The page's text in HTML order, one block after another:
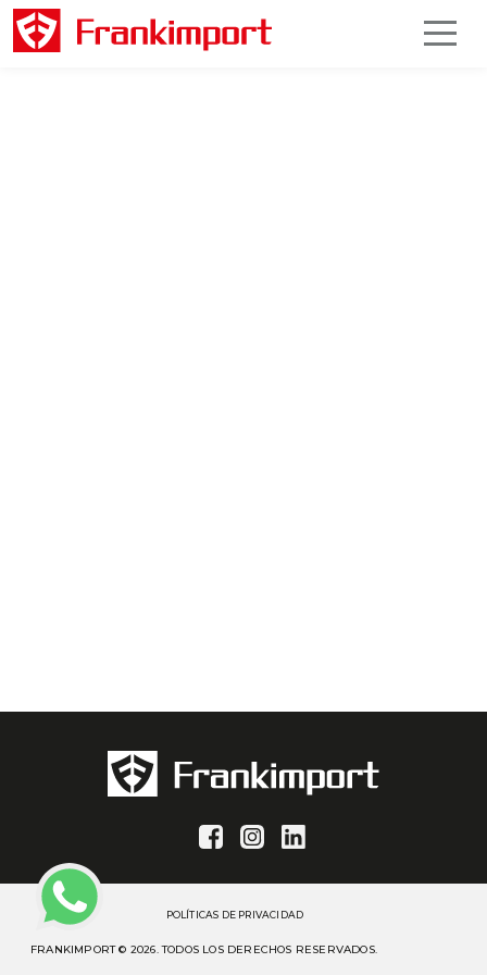
FRANKIMPORT © 2026. TODOS LOS DERECHOS RESERVADOS.
POLÍTICAS DE PRIVACIDAD